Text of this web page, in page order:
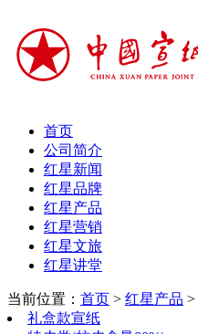
首页
公司简介
红星新闻
红星品牌
红星产品
红星营销
红星文旅
红星讲堂
当前位置： 首页 > 红星产品 >
礼盒款宣纸